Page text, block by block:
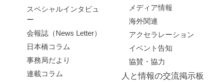
スペシャルインタビュ
ー
会報誌（News Letter）
日本橋コラム
事務局だより
連載コラム
メディア情報
海外関連
アクセラレーション
イベント告知
協賛・協力
人と情報の交流掲示板